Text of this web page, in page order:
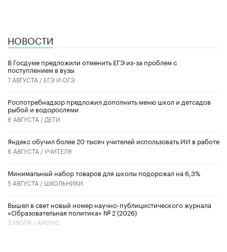
НОВОСТИ
В Госдуме предложили отменить ЕГЭ из-за проблем с
поступлением в вузы
7 АВГУСТА / ЕГЭ И ОГЭ
Роспотребнадзор предложил дополнить меню школ и детсадов
рыбой и водорослями
6 АВГУСТА / ДЕТИ
​Яндекс обучил более 20 тысяч учителей использовать ИИ в работе
6 АВГУСТА /УЧИТЕЛЯ
Минимальный набор товаров для школы подорожал на 6,3%
5 АВГУСТА / ШКОЛЬНИКИ
Вышел в свет новый номер научно-публицистического журнала
«Образовательная политика» № 2 (2026)
3 ИЮЛЯ / АНОНС